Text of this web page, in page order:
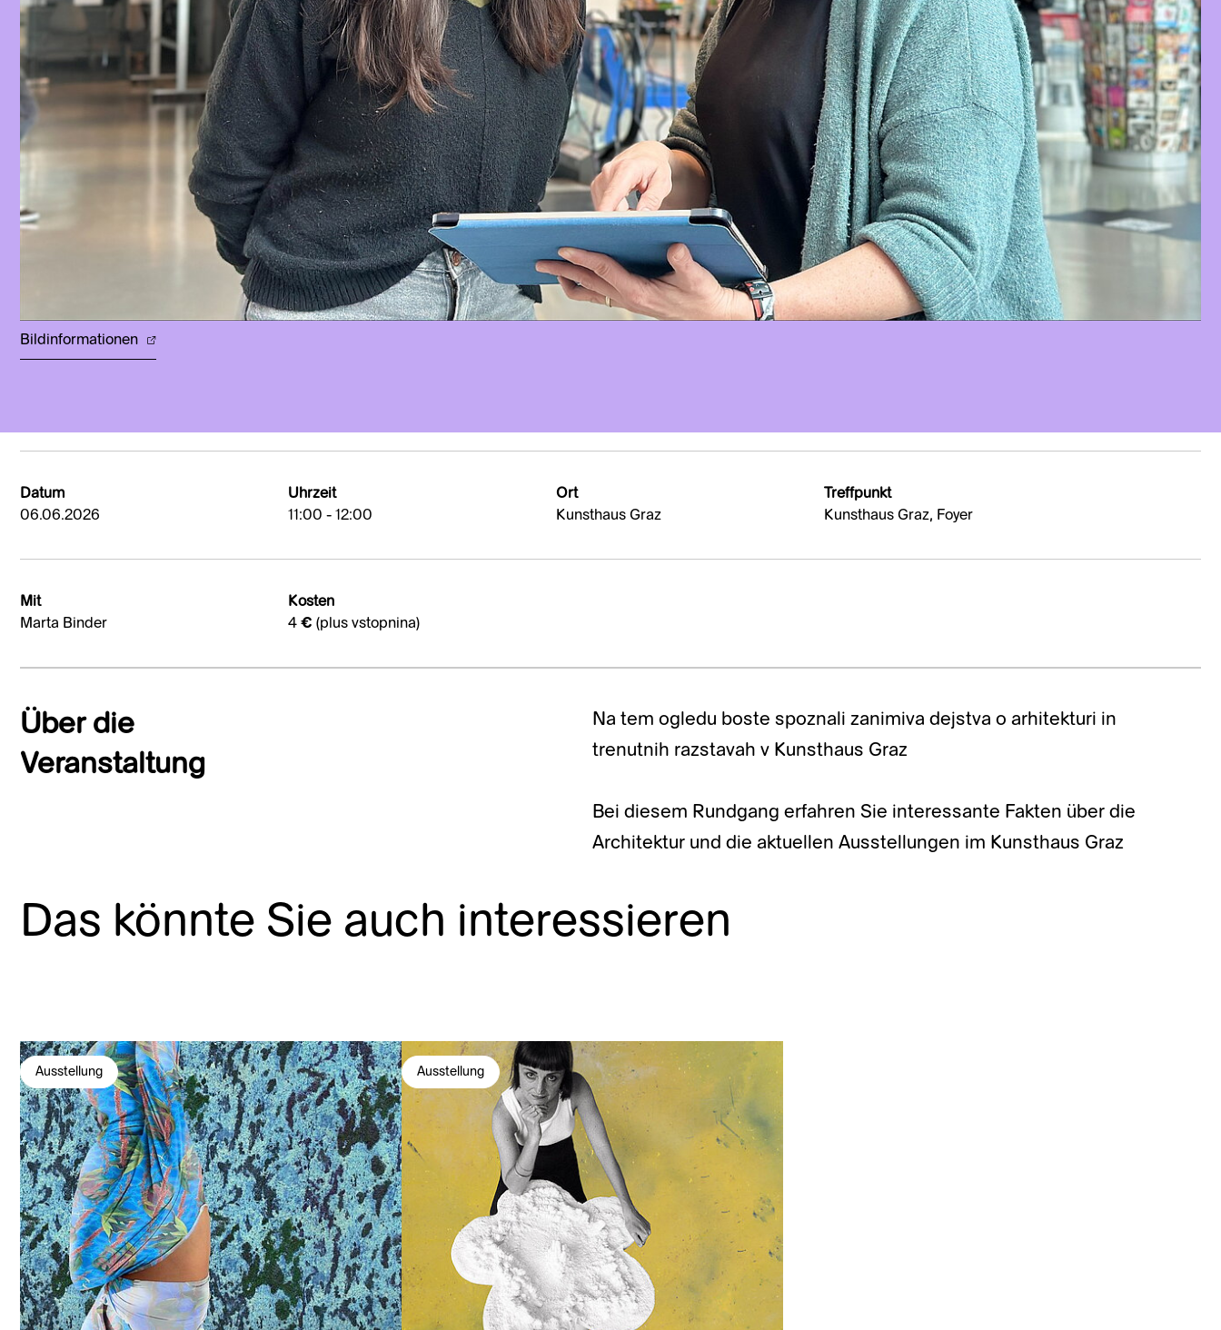
Bildinformationen
Datum
06.06.2026
Uhrzeit
11:00 - 12:00
Ort
Kunsthaus Graz
Treffpunkt
Kunsthaus Graz, Foyer
Mit
Marta Binder
Kosten
4 € (plus vstopnina)
Über die
Veranstaltung
Na tem ogledu boste spoznali zanimiva dejstva o arhitekturi in
trenutnih razstavah v Kunsthaus Graz
Bei diesem Rundgang erfahren Sie interessante Fakten über die
Architektur und die aktuellen Ausstellungen im Kunsthaus Graz
Das könnte Sie auch interessieren
Ausstellung Ausstellung